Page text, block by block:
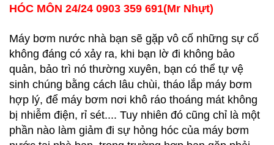
HÓC MÔN 24/24 0903 359 691(Mr Nhựt)
Máy bơm nước nhà bạn sẽ gặp vô cố những sự cố
không đáng có xảy ra, khi bạn lờ đi không bảo
quản, bảo trì nó thường xuyên, bạn có thể tự vệ
sinh chúng bằng cách lâu chùi, tháo lắp máy bơm
hợp lý, để máy bơm nơi khô ráo thoáng mát không
bị nhiễm điện, rỉ sét.... Tuy nhiên đó cũng chỉ là một
phần nào làm giảm đi sự hỏng hóc của máy bơm